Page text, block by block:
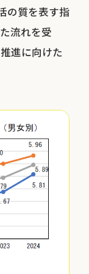
の質を表す指
流れを受
進に向けた